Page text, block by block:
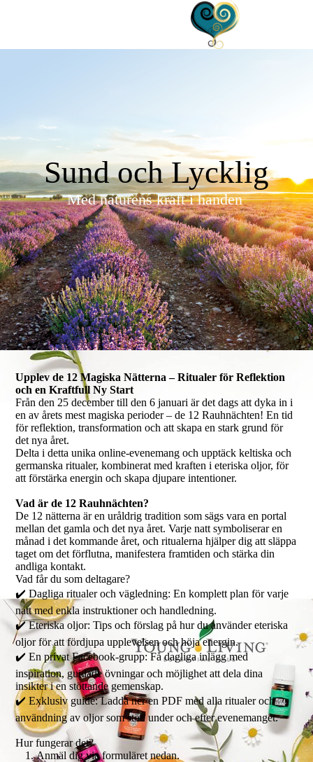
Sund och Lycklig
Med naturens kraft i handen
Upplev de 12 Magiska Nätterna – Ritualer för Reflektion
och en Kraftfull Ny Start
Från den 25 december till den 6 januari är det dags att dyka in i
en av årets mest magiska perioder – de 12 Rauhnächten! En tid
för reflektion, transformation och att skapa en stark grund för
det nya året.
Delta i detta unika online-evenemang och upptäck keltiska och
germanska ritualer, kombinerat med kraften i eteriska oljor, för
att förstärka energin och skapa djupare intentioner.
Vad är de 12 Rauhnächten?
De 12 nätterna är en uråldrig tradition som sägs vara en portal
mellan det gamla och det nya året. Varje natt symboliserar en
månad i det kommande året, och ritualerna hjälper dig att släppa
taget om det förflutna, manifestera framtiden och stärka din
andliga kontakt.
Vad får du som deltagare?
✔️ Dagliga ritualer och vägledning: En komplett plan för varje
natt med enkla instruktioner och handledning.
✔️ Eteriska oljor: Tips och förslag på hur du använder eteriska
oljor för att fördjupa upplevelsen och höja energin.
✔️ En privat Facebook-grupp: Få dagliga inlägg med
inspiration, guidade övningar och möjlighet att dela dina
insikter i en stöttande gemenskap.
✔️ Exklusiv guide: Ladda ner en PDF med alla ritualer och
användning av oljor som stöd under och efter evenemanget.
Hur fungerar det?
Anmäl dig via formuläret nedan.